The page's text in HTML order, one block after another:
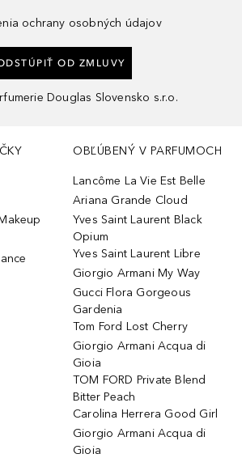
ochrany osobných údajov
OD ZMLUVY
Douglas Slovensko s.r.o.
OBĽÚBENÝ V PARFUMOCH
Lancôme La Vie Est Belle
Ariana Grande Cloud
Yves Saint Laurent Black
Opium
Yves Saint Laurent Libre
Giorgio Armani My Way
Gucci Flora Gorgeous
Gardenia
Tom Ford Lost Cherry
Giorgio Armani Acqua di
Gioia
TOM FORD Private Blend
Bitter Peach
Carolina Herrera Good Girl
Giorgio Armani Acqua di
Gioia